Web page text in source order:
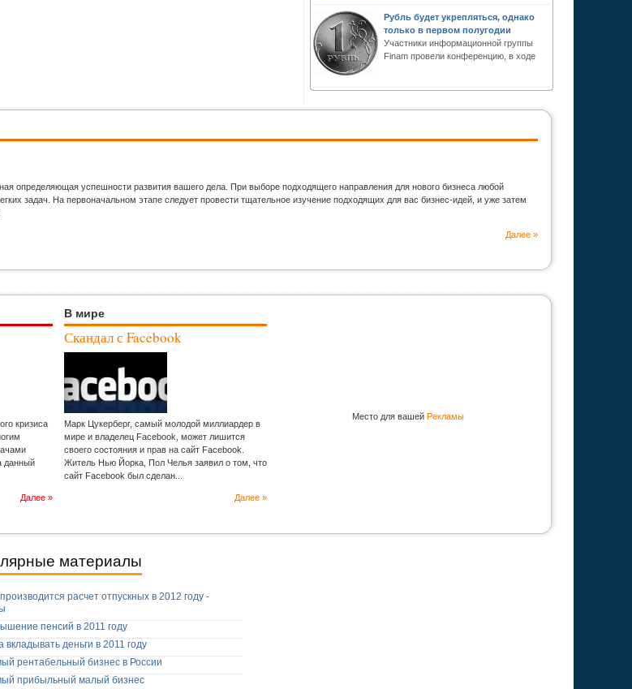
Рубль будет укрепляться, однако
только в первом полугодии
Участники информационной группы
Finam провели конференцию, в ходе
определяющая успешности развития вашего дела. При выборе подходящего направления для нового бизнеса любой
задач. На первоначальном этапе следует провести тщательное изучение подходящих для вас бизнес-идей, и уже затем
Далее »
кризиса
данный
Далее »
В мире
Скандал с Facebook
Марк Цукерберг, самый молодой миллиардер в
мире и владелец Facebook, может лишится
своего состояния и прав на сайт Facebook.
Житель Нью Йорка, Пол Челья заявил о том, что
сайт Facebook был сделан...
Далее »
Место для вашей Рекламы
материалы
производится расчет отпускных в 2012 году -
пенсий в 2011 году
вкладывать деньги в 2011 году
рентабельный бизнес в России
прибыльный малый бизнес